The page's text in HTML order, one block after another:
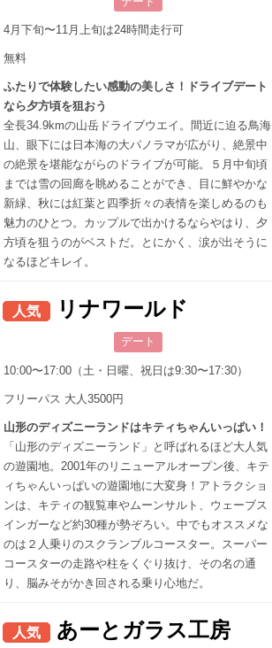
4月下旬〜11月上旬は24時間走行可
無料
ふたりで体験したい感動の美しさ！ドライブデート
なら夕方頃を狙おう
全長34.9kmの山岳ドライブウエイ。間近に迫る鳥海
山、眼下には日本海の大パノラマが広がり、絶景中
の絶景を堪能ながらのドライブが可能。５月中旬頃
までは雪の回廊を眺めることができ、目に鮮やかな
新緑、秋には紅葉と四季折々の表情を楽しめるのも
魅力のひとつ。カップルで出かけるならやはり、夕
方頃を狙うのがベストだ。とにかく、涙が出そうに
なるほどキレイ。
人気 リナワールド
デート
10:00〜17:00（土・日曜、祝日は9:30〜17:30）
フリーパス 大人3500円
山形のディズニーランドはキティちゃんいっぱい！
「山形のディズニーランド」と呼ばれるほど大人気
の遊園地。2001年のリニューアルオープン後、キテ
ィちゃんいっぱいの遊園地に大変身！アトラクショ
ンは、キティの観覧車やムーンサルト、ウェーブス
インガーなど約30種が勢ぞろい。中でもオススメな
のは２人乗りのスクランブルコースター。スーパー
コースターの走路や柱をくぐり抜け、その名の通
り、脳みそがかき回される乗り心地だ。
人気 あーとガラス工房